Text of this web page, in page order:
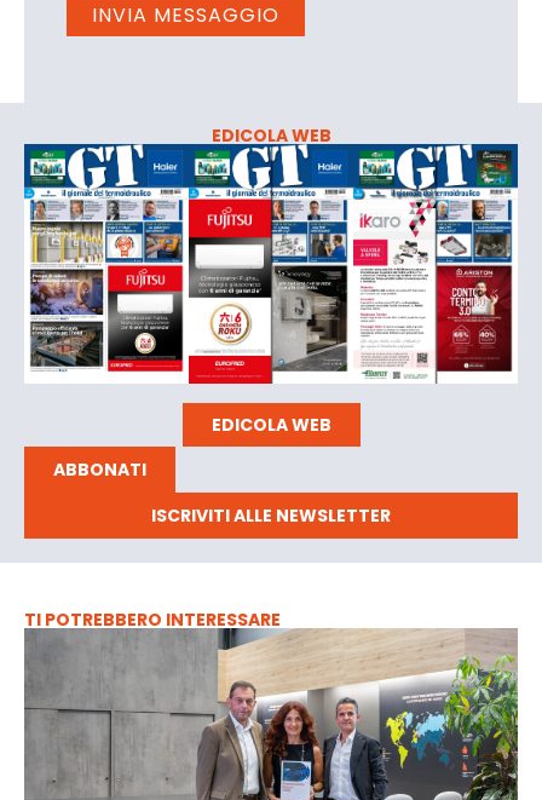
EDICOLA WEB
EDICOLA WEB
ABBONATI
ISCRIVITI ALLE NEWSLETTER
TI POTREBBERO INTERESSARE